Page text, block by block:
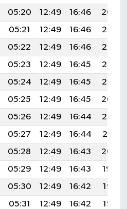
05:20 12:49 16:46
20:09
05:21 12:49 16:46
20:08
05:22 12:49 16:46
20:07
05:23 12:49 16:45
20:06
05:24 12:49 16:45
20:05
05:25 12:49 16:45
20:04
05:26 12:49 16:44
20:03
05:27 12:49 16:44
20:01
05:28 12:49 16:43
20:00
05:29 12:49 16:43
19:59
05:30 12:49 16:42
19:58
05:31 12:49 16:42
19:57